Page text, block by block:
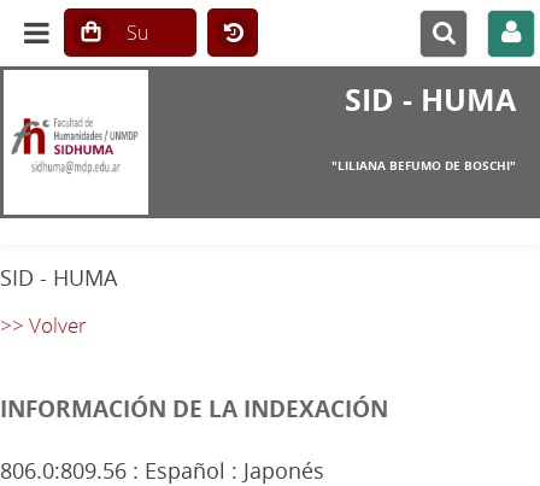
SID - HUMA
"LILIANA BEFUMO DE BOSCHI"
SID - HUMA
>> Volver
INFORMACIÓN DE LA INDEXACIÓN
806.0:809.56 : Español : Japonés